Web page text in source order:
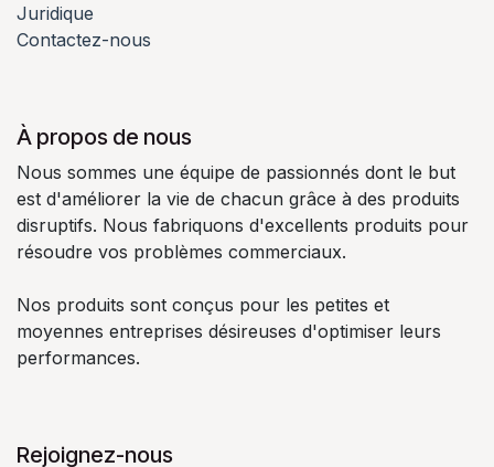
Juridique
Contactez-nous
À propos de nous
Nous sommes une équipe de passionnés dont le but
est d'améliorer la vie de chacun grâce à des produits
disruptifs. Nous fabriquons d'excellents produits pour
résoudre vos problèmes commerciaux.
Nos produits sont conçus pour les petites et
moyennes entreprises désireuses d'optimiser leurs
performances.
Rejoignez-nous